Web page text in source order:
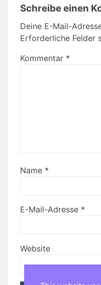
Schreibe einen
Deine E-Mail-
Erforderliche Felder
Kommentar *
Name *
E-Mail-Adresse *
Website